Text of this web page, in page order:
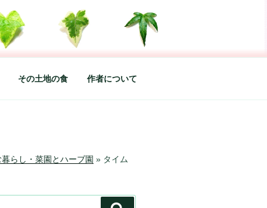
た松本あづさのDIARYです
その土地の食 作者について
らし・菜園とハーブ園 »タイム